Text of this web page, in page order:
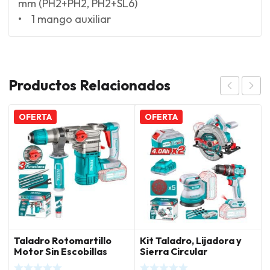
mm (PH2+PH2, PH2+SL6)
• 1 mango auxiliar
Productos Relacionados
OFERTA
Taladro Rotomartillo
Motor Sin Escobillas
Total
OFERTA
Kit Taladro, Lijadora y
Sierra Circular
Inalámbrica 20V Total